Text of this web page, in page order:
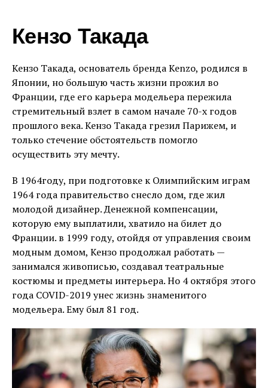
Кензо Такада
Кензо Такада, основатель бренда Kenzo, родился в
Японии, но большую часть жизни прожил во
Франции, где его карьера модельера пережила
стремительный взлет в самом начале 70-х годов
прошлого века. Кензо Такада грезил Парижем, и
только стечение обстоятельств помогло
осуществить эту мечту.
В 1964году, при подготовке к Олимпийским играм
1964 года правительство снесло дом, где жил
молодой дизайнер. Денежной компенсации,
которую ему выплатили, хватило на билет до
Франции. в 1999 году, отойдя от управления своим
модным домом, Кензо продолжал работать —
занимался живописью, создавал театральные
костюмы и предметы интерьера. Но 4 октября этого
года COVID-2019 унес жизнь знаменитого
модельера. Ему был 81 год.